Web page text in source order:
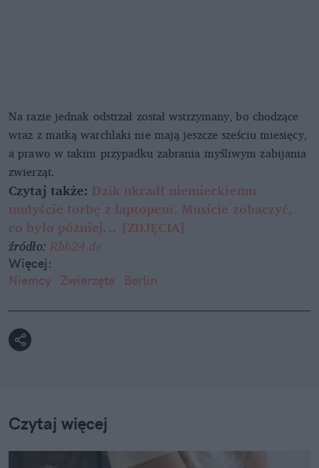
Na razie jednak odstrzał został wstrzymany, bo chodzące
wraz z matką warchlaki nie mają jeszcze sześciu miesięcy,
a prawo w takim przypadku zabrania myśliwym zabijania
zwierząt.
Czytaj także: Dzik ukradł niemieckiemu
nudyście torbę z laptopem. Musicie zobaczyć,
co było później... [ZDJĘCIA]
źródło: Rbb24.de
Więcej:
Niemcy Zwierzęta Berlin
Czytaj więcej